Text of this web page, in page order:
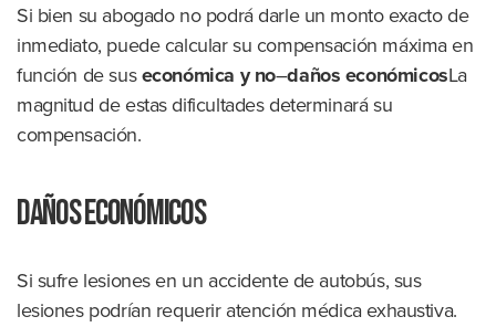
Si bien su abogado no podrá darle un monto exacto de
inmediato, puede calcular su compensación máxima en
función de suseconómica y no–daños económicosLa
magnitud de estas dificultades determinará su
compensación.
Daños económicos
Si sufre lesiones en un accidente de autobús, sus
lesiones podrían requerir atención médica exhaustiva.